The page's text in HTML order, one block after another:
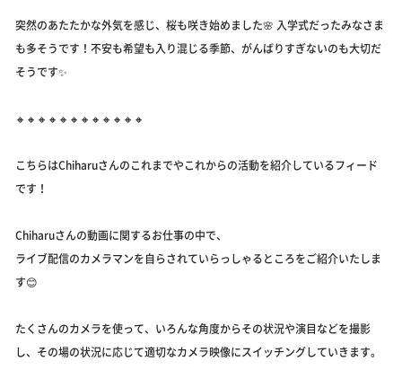
突然のあたたかな外気を感じ、桜も咲き始めました🌸 入学式だったみなさま
も多そうです！不安も希望も入り混じる季節、がんばりすぎないのも大切だ
そうです✨
🔸🔸🔸🔸🔸🔸🔸🔸🔸🔸🔸🔸
こちらはChiharuさんのこれまでやこれからの活動を紹介しているフィード
です！
Chiharuさんの動画に関するお仕事の中で、
ライブ配信のカメラマンを自らされていらっしゃるところをご紹介いたしま
す😊
たくさんのカメラを使って、いろんな角度からその状況や演目などを撮影
し、その場の状況に応じて適切なカメラ映像にスイッチングしていきます。